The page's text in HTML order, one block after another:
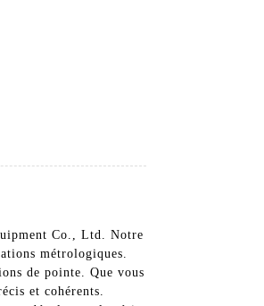
Co., Ltd. Notre
métrologiques.
de pointe. Que vous
et cohérents.